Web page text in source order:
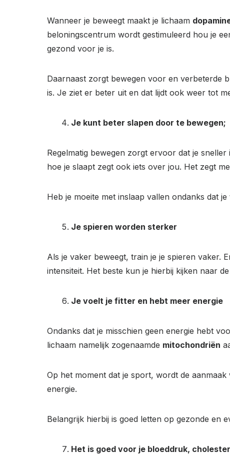
Wanneer je beweegt maakt je lichaam
beloningscentrum wordt gestimuleerd hou je
gezond voor je is.
Daarnaast zorgt bewegen voor en verbeterde
is. Je ziet er beter uit en dat lijdt ook weer tot
Je kunt beter slapen door te bewegen;
Regelmatig bewegen zorgt ervoor dat je sneller
hoe je slaapt zegt ook iets over jou. Het zegt
Heb je moeite met inslaap vallen ondanks dat
Je spieren worden sterker
Als je vaker beweegt, train je je spieren vaker.
intensiteit. Het beste kun je hierbij kijken naar
Je voelt je fitter en hebt meer energie
Ondanks dat je misschien geen energie hebt
lichaam namelijk zogenaamde mitochondriën
Op het moment dat je sport, wordt de
energie.
Belangrijk hierbij is goed letten op gezonde en
Het is goed voor je bloeddruk,